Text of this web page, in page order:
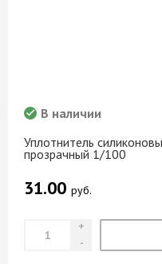
Уплотнитель
прозрачный 1/100
В наличии
31.00 руб.